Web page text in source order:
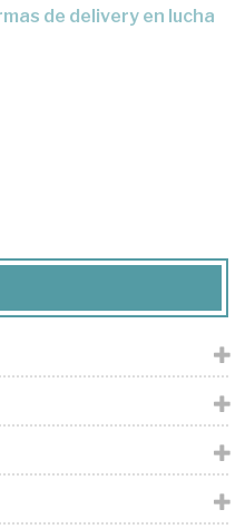
de delivery en lucha